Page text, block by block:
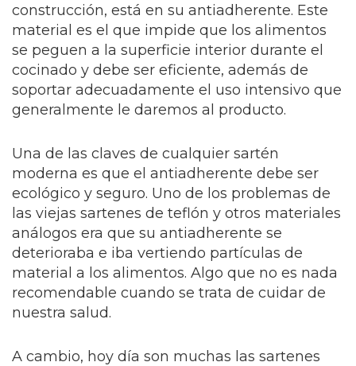
construcción, está en su antiadherente. Este
material es el que impide que los alimentos
se peguen a la superficie interior durante el
cocinado y debe ser eficiente, además de
soportar adecuadamente el uso intensivo que
generalmente le daremos al producto.
Una de las claves de cualquier sartén
moderna es que el antiadherente debe ser
ecológico y seguro. Uno de los problemas de
las viejas sartenes de teflón y otros materiales
análogos era que su antiadherente se
deterioraba e iba vertiendo partículas de
material a los alimentos. Algo que no es nada
recomendable cuando se trata de cuidar de
nuestra salud.
A cambio, hoy día son muchas las sartenes